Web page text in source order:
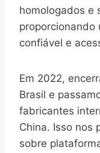
homologados e
proporcionando
confiável e
Em 2022,
Brasil e
fabricantes
China. Isso nos
sobre